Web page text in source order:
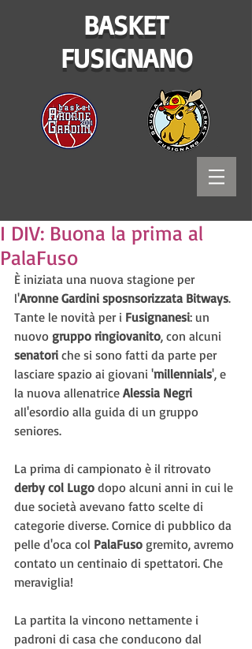
BASKET
FUSIGNANO
I DIV: Buona la prima al
PalaFuso
È iniziata una nuova stagione per
l'Aronne Gardini sposnsorizzata Bitways.
Tante le novità per i Fusignanesi: un
nuovo gruppo ringiovanito, con alcuni
senatori che si sono fatti da parte per
lasciare spazio ai giovani 'millennials', e
la nuova allenatrice Alessia Negri
all'esordio alla guida di un gruppo
seniores.
La prima di campionato è il ritrovato
derby col Lugo dopo alcuni anni in cui le
due società avevano fatto scelte di
categorie diverse. Cornice di pubblico da
pelle d'oca col PalaFuso gremito, avremo
contato un centinaio di spettatori. Che
meraviglia!
La partita la vincono nettamente i
padroni di casa che conducono dal